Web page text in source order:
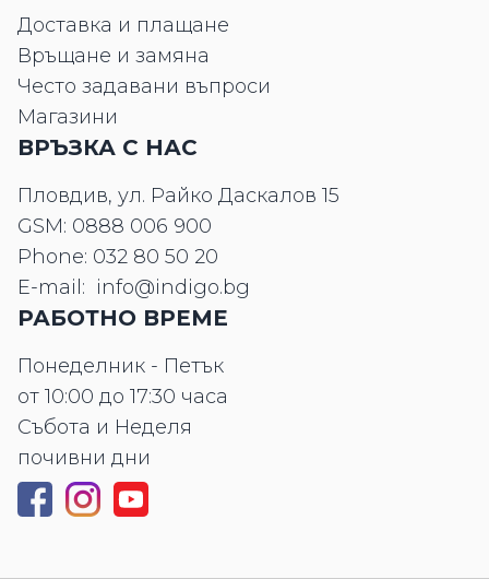
Доставка и плащане
Връщане и замяна
Често задавани въпроси
Магазини
ВРЪЗКА С НАС
Пловдив, ул. Райко Даскалов 15
GSM: 0888 006 900
Phone: 032 80 50 20
E-mail: info@indigo.bg
РАБОТНО ВРЕМЕ
Понеделник - Петък
от 10:00 до 17:30 часа
Събота и Неделя
почивни дни